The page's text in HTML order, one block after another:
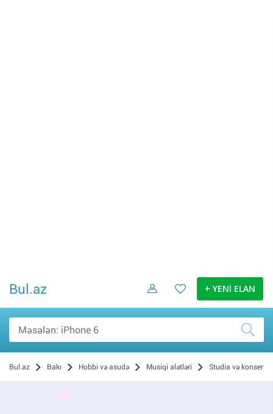
Bul.az + YENİ ELAN
Bul.az Bakı Hobbi və asudə Musiqi alətləri Studia və